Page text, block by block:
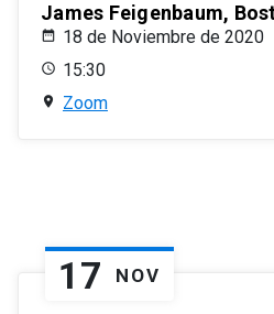
James Feigenbaum,
18 de Noviembre de 2020
15:30
Zoom
17 NOV